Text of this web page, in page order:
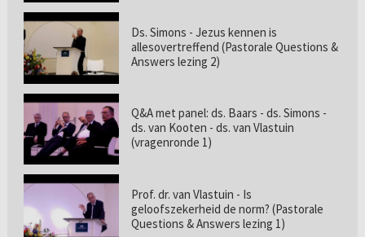
Ds. Simons - Jezus kennen is
allesovertreffend (Pastorale Questions &
Answers lezing 2)
Q&A met panel: ds. Baars - ds. Simons -
ds. van Kooten - ds. van Vlastuin
(vragenronde 1)
Prof. dr. van Vlastuin - Is
geloofszekerheid de norm? (Pastorale
Questions & Answers lezing 1)